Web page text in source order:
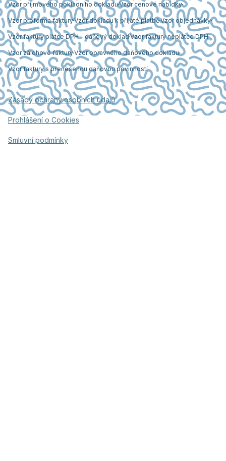
Vzor příjmového pokladního dokladuVzor cenové nabídky
Vzor proforma fakturyVzor dokladu k přijaté platběVzor objednávky
Vzor faktury plátce DPH - daňový doklad Vzor faktury neplátce DPH
Vzor zálohové fakturyVzor opravného daňového dokladu
Vzor faktury s přenesenou daňovou povinností
Zásady ochrany osobních údajů
Prohlášení o Cookies
Smluvní podmínky